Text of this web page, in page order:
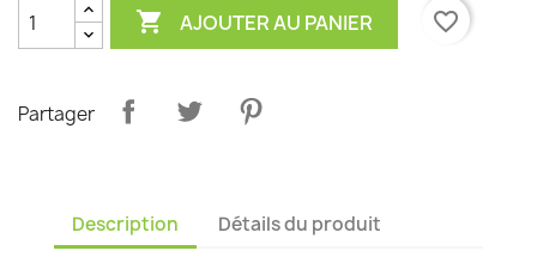
 AJOUTER AU PANIER favorite_border
Partager
Description Détails du produit